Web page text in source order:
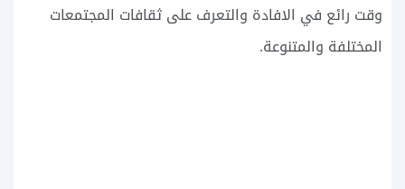
وقت رائع في الافادة والتعرف على ثقافات المجتمعات
المختلفة والمتنوعة.